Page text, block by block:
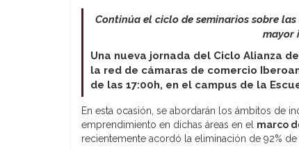
Continúa el ciclo de seminarios sobre
mayor
Una nueva jornada del Ciclo Alianza
la red de cámaras de comercio
de las 17:00h, en el campus de la
En esta ocasión, se abordarán los ámbitos de
emprendimiento en dichas áreas en el marco
recientemente acordó la eliminación de 92%